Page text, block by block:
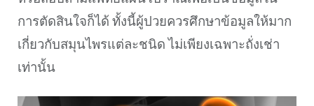
การตัดสินใจก็ได้ ทั้งนี้ผู้ปวยควรศึกษาข้อมูลให้มาก
เกี่ยวกับสมุนไพรแต่ละชนิด ไม่เพียงเฉพาะถั่งเช่า
เท่านั้น